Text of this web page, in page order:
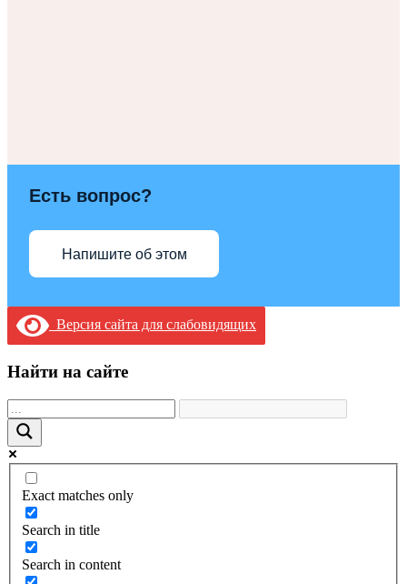
Есть вопрос?
Напишите об этом
Версия сайта для слабовидящих
Найти на сайте
Exact matches only
Search in title
Search in content